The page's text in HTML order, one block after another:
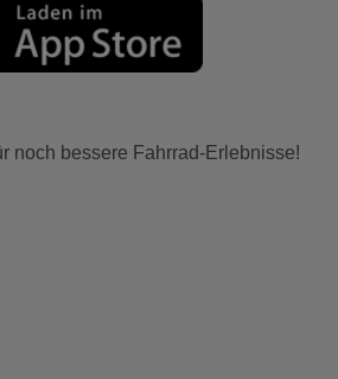
noch bessere Fahrrad-Erlebnisse!